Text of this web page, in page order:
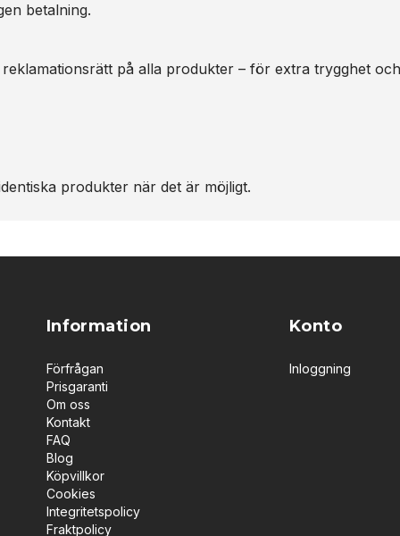
betalning.
på alla produkter – för extra trygghet
produkter när det är möjligt.
Information
Förfrågan
Prisgaranti
Om oss
Kontakt
FAQ
Blog
Köpvillkor
Cookies
Integritetspolicy
Fraktpolicy
Konto
Inloggning